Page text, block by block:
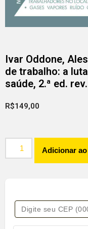
Ivar Oddone,
de trabalho: a
saúde, 2.ª ed.
R$149,00
Adicionar